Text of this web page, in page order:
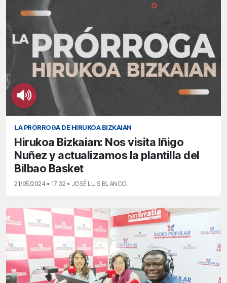
LA PRÓRROGA DE HIRUKOA BIZKAIAN
Hirukoa Bizkaian: Nos visita Iñigo
Nuñez y actualizamos la plantilla del
Bilbao Basket
21/05/2024 • 17:32 • JOSÉ LUIS BLANCO